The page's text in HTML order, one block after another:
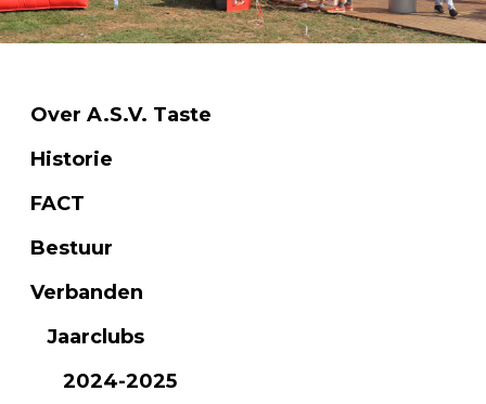
Over A.S.V. Taste
Historie
FACT
Bestuur
Verbanden
Jaarclubs
2024-2025